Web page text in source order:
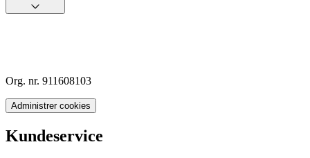
Org. nr. 911608103
Administrer cookies
Kundeservice